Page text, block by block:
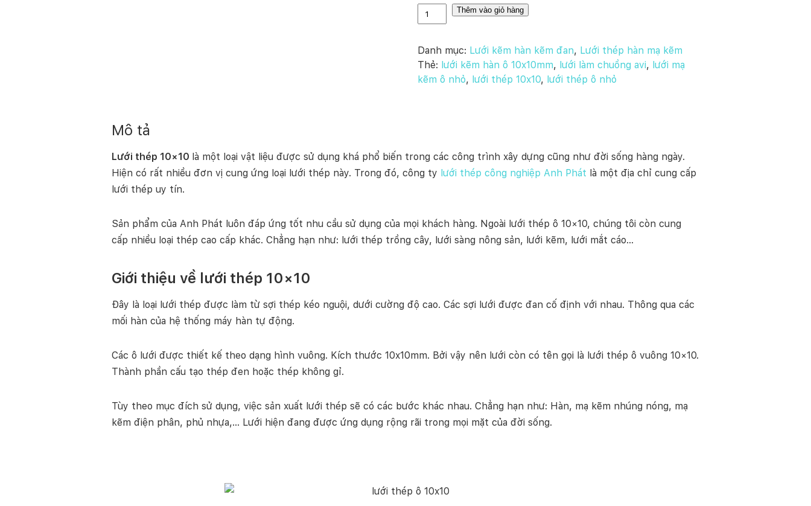
ư
i
t
h
x
1
l
ư
Thêm vào giỏ hàng
Danh mục: Lưới kẽm hàn kẽm đan, Lưới thép hàn mạ kẽm
Thẻ: lưới kẽm hàn ô 10x10mm, lưới làm chuồng avi, lưới mạ
kẽm ô nhỏ, lưới thép 10x10, lưới thép ô nhỏ
Mô tả
Lưới thép 10×10 là một loại vật liệu được sử dụng khá phổ biến trong các công trình xây dựng cũng như đời sống hàng ngày.
Hiện có rất nhiều đơn vị cung ứng loại lưới thép này. Trong đó, công ty lưới thép công nghiệp Anh Phát là một địa chỉ cung cấp
lưới thép uy tín.
Sản phẩm của Anh Phát luôn đáp ứng tốt nhu cầu sử dụng của mọi khách hàng. Ngoài lưới thép ô 10×10, chúng tôi còn cung
cấp nhiều loại thép cao cấp khác. Chẳng hạn như: lưới thép trồng cây, lưới sàng nông sản, lưới kẽm, lưới mắt cáo…
Giới thiệu về lưới thép 10×10
Đây là loại lưới thép được làm từ sợi thép kéo nguội, dưới cường độ cao. Các sợi lưới được đan cố định với nhau. Thông qua các
mối hàn của hệ thống máy hàn tự động.
Các ô lưới được thiết kế theo dạng hình vuông. Kích thước 10x10mm. Bởi vậy nên lưới còn có tên gọi là lưới thép ô vuông 10×10.
Thành phần cấu tạo thép đen hoặc thép không gỉ.
Tùy theo mục đích sử dụng, việc sản xuất lưới thép sẽ có các bước khác nhau. Chẳng hạn như: Hàn, mạ kẽm nhúng nóng, mạ
kẽm điện phân, phủ nhựa,… Lưới hiện đang được ứng dụng rộng rãi trong mọi mặt của đời sống.